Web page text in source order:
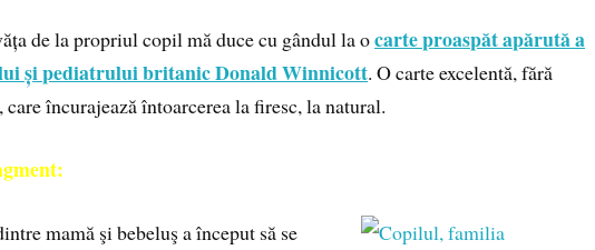
de la propriul copil mă duce cu gândul la ocarte proaspăt apărută a
și pediatrului britanic Donald Winnicott. O carte excelentă, fără
încurajează întoarcerea la firesc, la natural.
mamă şi bebeluş a început să se